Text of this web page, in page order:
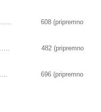
608 (pripremno
482 (pripremno
696 (pripremno